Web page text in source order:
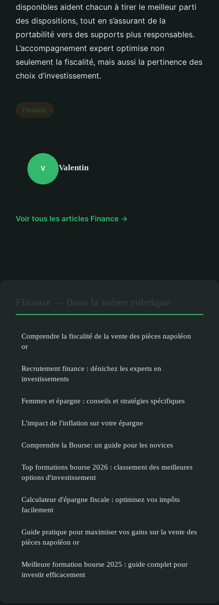
disponibles aident chacun à tirer le meilleur parti
des dispositions, tout en s’assurant de la
portabilité vers des supports plus responsables.
L’accompagnement expert optimise non
seulement la fiscalité, mais aussi la pertinence des
choix d’investissement.
Finance
V Valentin
Voir tous les articles Finance →
Comprendre la fiscalité de la vente des pièces napoléon
or
Recrutement finance : dénichez les experts en
investissements
Femmes et épargne : conseils et stratégies spécifiques
L'impact de l'inflation sur votre épargne
Comprendre la Bourse: un guide pour les novices
Top formations bourse 2026 : classement des meilleures
options d'investissement
Calculateur d'épargne fiscale : optimisez vos impôts
facilement
Guide pratique pour maximiser vos gains sur la vente des
pièces napoléon or
Meilleure formation bourse 2025 : guide complet pour
investir efficacement